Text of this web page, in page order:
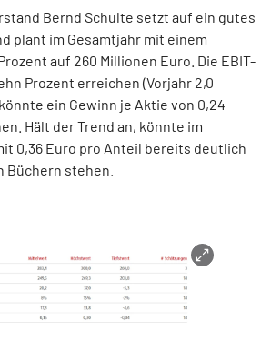
Bernd Schulte setzt auf ein gutes
plant im Gesamtjahr mit einem
auf 260 Millionen Euro. Die EBIT-
Prozent erreichen (Vorjahr 2,0
ein Gewinn je Aktie von 0,24
Hält der Trend an, könnte im
0,36 Euro pro Anteil bereits deutlich
Büchern stehen.